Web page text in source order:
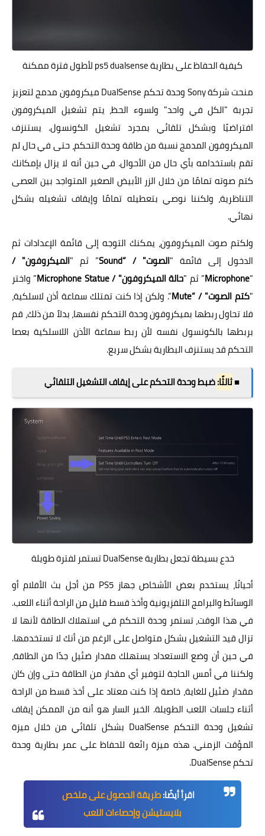
كيفية الحفاظ على بطارية ps5 dualsense لأطول فترة ممكنة
منحت شركة Sony وحدة تحكم DualSense ميكروفون مدمج لتعزيز
تجربة "الكل في واحد" ولسوء الحظ، يتم تشغيل الميكروفون
افتراضيًا وبشكل تلقائي بمجرد تشغيل الكونسول. يستنزف
الميكروفون المدمج نسبة من طاقة وحدة التحكم، حتى في حال لم
تقم باستخدامه بأي حال من الأحوال. في حين أنه لا يزال بإمكانك
كتم صوته تمامًا من خلال الزر الأبيض الصغير المتواجد بين العصى
التناظرية، ولكننا نوصي بتعطيله تمامًا وإيقاف تشغيله بشكل
نهائي.
ولكتم صوت الميكروفون، يمكنك التوجه إلى قائمة الإعدادات ثم
الدخول إلى قائمة "الصوت" / “Sound ” ثم "الميكروفون" /
“
Microphone” ثم "حالة الميكروفون" / Microphone Statue
” واختر
"كتم الصوت" / “Mute
”. ولكن إذا كنت تمتلك سماعة أذن لاسلكية،
فلا تحاول ربطها بميكروفون وحدة التحكم نفسها، بدلاً من ذلك، قم
بربطها بالكونسول نفسه لأن ربط سماعة الأذن اللاسلكية بعصا
التحكم قد يستنزف البطارية بشكل سريع.
■ثالثًا:ضبط وحدة التحكم على إيقاف التشغيل التلقائي
خدع بسيطة تجعل بطارية DualSense تستمر لفترة طويلة
أحيانًا، يستخدم بعض الأشخاص جهاز PS5 من أجل بث الأفلام أو
الوسائط والبرامج التلفزيونية وأخذ قسط قليل من الراحة أثناء اللعب.
في هذا الوقت، تستمر وحدة التحكم في استهلاك الطاقة لأنها لا
تزال قيد التشغيل بشكل متواصل على الرغم من أنك لا تستخدمها.
في حين أن وضع الاستعداد يستهلك مقدار ضئيل جدًا من الطاقة،
ولكننا في أمس الحاجة لتوفير أي مقدار من الطاقة حتى وإن كان
مقدار ضئيل للغاية، خاصة إذا كنت معتاد على أخذ قسط من الراحة
أثناء جلسات اللعب الطويلة. الخبر السار هو أنه من الممكن إيقاف
تشغيل وحدة التحكم DualSense بشكل تلقائي من خلال ميزة
المؤقت الزمني. هذه ميزة رائعة للحفاظ على عمر بطارية وحدة
تحكم DualSense.
اقرأ أيضًا:طريقة الحصول على ملخص
بلايستيشن وإحصاءات اللعب